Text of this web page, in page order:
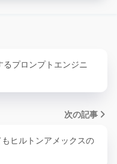
プロンプトエンジニ
次の記事
ヒルトンアメックスの